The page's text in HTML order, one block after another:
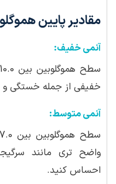
مقادیر پایین
آنمی خفیف:
خفیفی از جمله خستگی
آنمی متوسط:
واضح تری مانند
احساس کنید.